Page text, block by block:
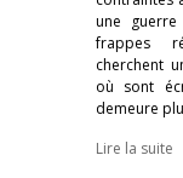
une guerre
frappes
cherchent
où sont
demeure
Lire la suite